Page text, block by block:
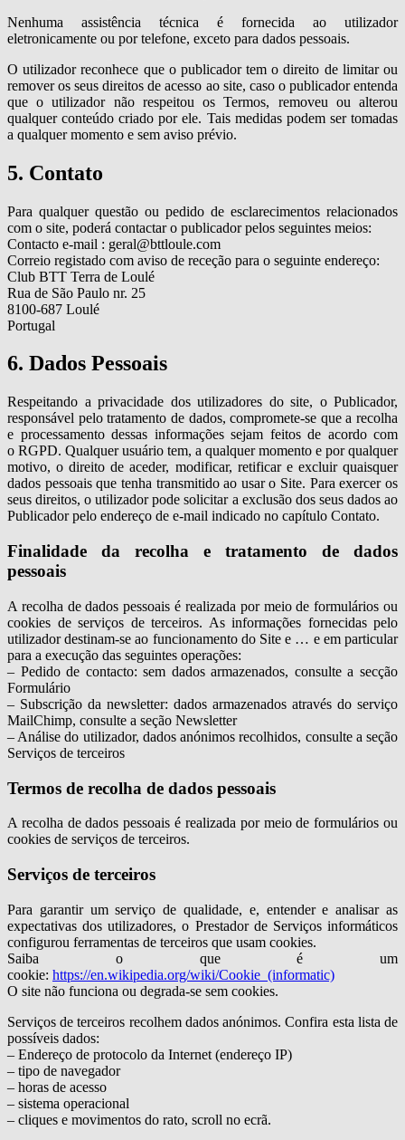
Nenhuma assistência técnica é fornecida ao utilizador
eletronicamente ou por telefone, exceto para dados pessoais.
O utilizador reconhece que o publicador tem o direito de limitar ou
remover os seus direitos de acesso ao site, caso o publicador entenda
que o utilizador não respeitou os Termos, removeu ou alterou
qualquer conteúdo criado por ele. Tais medidas podem ser tomadas
a qualquer momento e sem aviso prévio.
5. Contato
Para qualquer questão ou pedido de esclarecimentos relacionados
com o site, poderá contactar o publicador pelos seguintes meios:
Contacto e-mail : geral@bttloule.com
Correio registado com aviso de receção para o seguinte endereço:
Club BTT Terra de Loulé
Rua de São Paulo nr. 25
8100-687 Loulé
Portugal
6. Dados Pessoais
Respeitando a privacidade dos utilizadores do site, o Publicador,
responsável pelo tratamento de dados, compromete-se que a recolha
e processamento dessas informações sejam feitos de acordo com
o RGPD. Qualquer usuário tem, a qualquer momento e por qualquer
motivo, o direito de aceder, modificar, retificar e excluir quaisquer
dados pessoais que tenha transmitido ao usar o Site. Para exercer os
seus direitos, o utilizador pode solicitar a exclusão dos seus dados ao
Publicador pelo endereço de e-mail indicado no capítulo Contato.
Finalidade da recolha e tratamento de dados
pessoais
A recolha de dados pessoais é realizada por meio de formulários ou
cookies de serviços de terceiros. As informações fornecidas pelo
utilizador destinam-se ao funcionamento do Site e … e em particular
para a execução das seguintes operações:
– Pedido de contacto: sem dados armazenados, consulte a secção
Formulário
– Subscrição da newsletter: dados armazenados através do serviço
MailChimp, consulte a seção Newsletter
– Análise do utilizador, dados anónimos recolhidos, consulte a seção
Serviços de terceiros
Termos de recolha de dados pessoais
A recolha de dados pessoais é realizada por meio de formulários ou
cookies de serviços de terceiros.
Serviços de terceiros
Para garantir um serviço de qualidade, e, entender e analisar as
expectativas dos utilizadores, o Prestador de Serviços informáticos
configurou ferramentas de terceiros que usam cookies.
Saiba o que é um
cookie: https://en.wikipedia.org/wiki/Cookie_(informatic)
O site não funciona ou degrada-se sem cookies.
Serviços de terceiros recolhem dados anónimos. Confira esta lista de
possíveis dados:
– Endereço de protocolo da Internet (endereço IP)
– tipo de navegador
– horas de acesso
– sistema operacional
– cliques e movimentos do rato, scroll no ecrã.